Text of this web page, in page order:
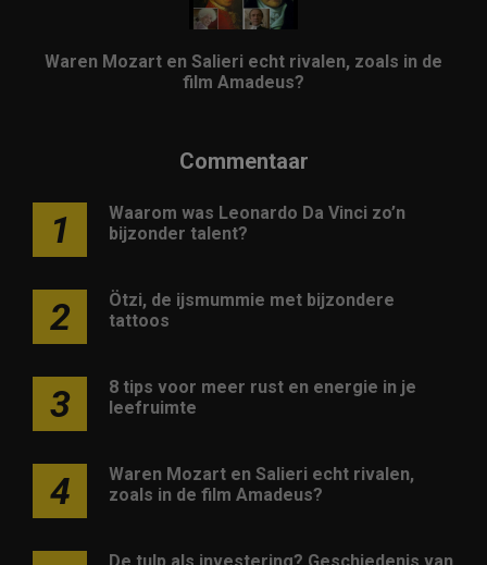
Waren Mozart en Salieri echt rivalen, zoals in de
film Amadeus?
Commentaar
1
Waarom was Leonardo Da Vinci zo’n
bijzonder talent?
2
Ötzi, de ijsmummie met bijzondere
tattoos
3
8 tips voor meer rust en energie in je
leefruimte
4
Waren Mozart en Salieri echt rivalen,
zoals in de film Amadeus?